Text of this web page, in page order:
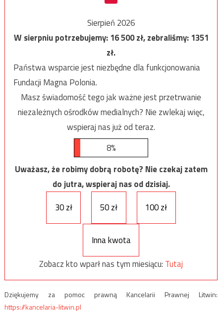
Sierpień 2026
W sierpniu potrzebujemy:16 500zł, zebraliśmy:1351
zł.
Państwa wsparcie jest niezbędne dla funkcjonowania
Fundacji Magna Polonia.
Masz świadomość tego jak ważne jest przetrwanie
niezależnych ośrodków medialnych? Nie zwlekaj więc,
wspieraj nas już od teraz.
8%
Uważasz, że robimy dobrą robotę? Nie czekaj zatem
do jutra, wspieraj nas od dzisiaj.
30 zł
50 zł 100 zł
Inna kwota
Zobacz kto wparł nas tym miesiącu: Tutaj
Dziękujemy za pomoc prawną Kancelarii Prawnej Litwin:
https://kancelaria-litwin.pl